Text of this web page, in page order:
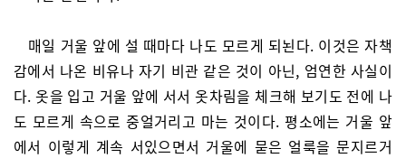
매일 거울 앞에 설 때마다 나도 모르게 되뇐다. 이것은 자책
감에서 나온 비유나 자기 비관 같은 것이 아닌, 엄연한 사실이
다. 옷을 입고 거울 앞에 서서 옷차림을 체크해 보기도 전에 나
도 모르게 속으로 중얼거리고 마는 것이다. 평소에는 거울 앞
에서 이렇게 계속 서있으면서 거울에 묻은 얼룩을 문지르거